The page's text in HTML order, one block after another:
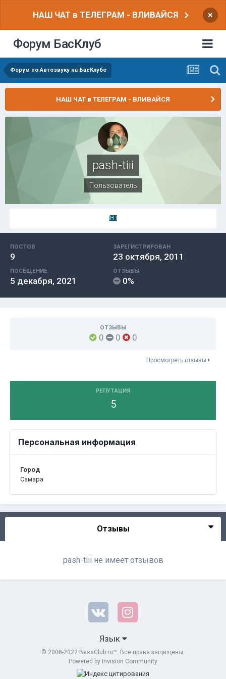
НАШ ЧАТ в ТЕЛЕГРАМ - ВЛИВАЙСЯ ×
Форум БасКлуб
Форум по Автозвуку на БасКлубе
НАШ ЧАТ в ТЕЛЕГРАМ - ВЛИВАЙСЯ
pash-tiii
Пользователь
ПОСТОВ
9
ЗАРЕГИСТРИРОВАН
23 октября, 2011
ПОСЕЩЕНИЕ
5 декабря, 2021
ОТЗЫВЫ
0%
ОТЗЫВЫ
0 0 0
Просмотреть отзывы
РЕПУТАЦИЯ
5
Персональная информация
Город
Самара
Отзывы
pash-tiii не имеет отзывов
Язык
© 2008-2022 BassClub.ru™. Все права защищены.
Powered by Invision Community